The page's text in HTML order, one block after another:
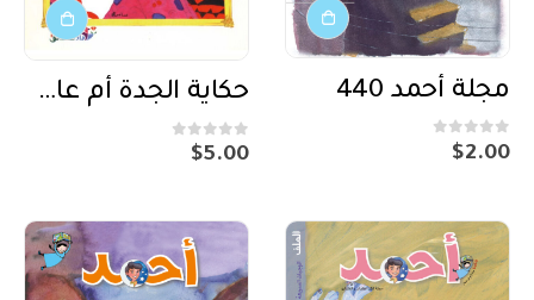
مجلة أحمد 440
0
out of 5
$2.00
حكاية الجدة أم عاصم
0
out of 5
$5.00